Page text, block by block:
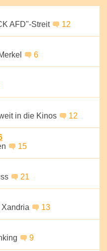
AFD"-Streit
12
6
in die Kinos
12
15
21
13
9